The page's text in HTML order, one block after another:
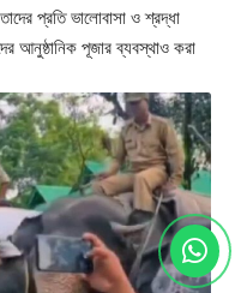
প্রতি ভালোবাসা ও শ্রদ্ধা
আনুষ্ঠানিক পূজার ব্যবস্থাও করা